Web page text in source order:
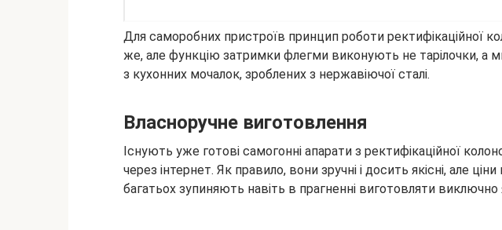
Для саморобних пристроїв принцип роботи ректифікаційної
же, але функцію затримки флегми виконують не тарілочки, а
з кухонних мочалок, зроблених з нержавіючої сталі.
Власноручне виготовлення
Існують уже готові самогонні апарати з ректифікаційної
через інтернет. Як правило, вони зручні і досить якісні, але
багатьох зупиняють навіть в прагненні виготовляти виключно